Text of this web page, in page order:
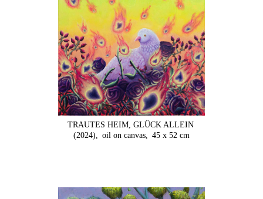
TRAUTES HEIM, GLÜCK ALLEIN
(2024),
oil on canvas, 45 x 52 cm